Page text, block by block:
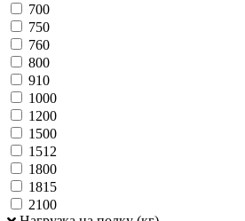
700
750
760
800
910
1000
1200
1500
1512
1800
1815
2100